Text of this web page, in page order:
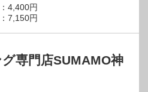
4,400円
7,150円
専門店SUMAMO神